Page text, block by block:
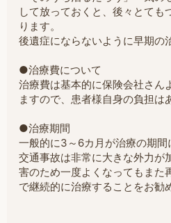
して放っておくと、後々とても
ります。
後遺症にならないように早期の
●治療費について
治療費は基本的に保険会社さん
ますので、患者様自身の負担は
●治療期間
一般的に3～6カ月が治療の期間
交通事故は非常に大きな外力が
害のため一度よくなってもまた
で継続的に治療することをお勧